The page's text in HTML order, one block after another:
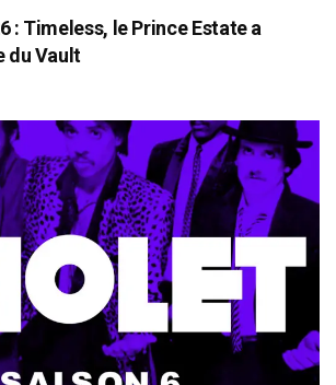
: Timeless, le Prince Estate a
du Vault